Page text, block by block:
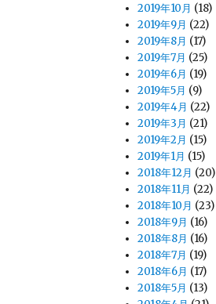
2019年10月 (18)
2019年9月 (22)
2019年8月 (17)
2019年7月 (25)
2019年6月 (19)
2019年5月 (9)
2019年4月 (22)
2019年3月 (21)
2019年2月 (15)
2019年1月 (15)
2018年12月 (20)
2018年11月 (22)
2018年10月 (23)
2018年9月 (16)
2018年8月 (16)
2018年7月 (19)
2018年6月 (17)
2018年5月 (13)